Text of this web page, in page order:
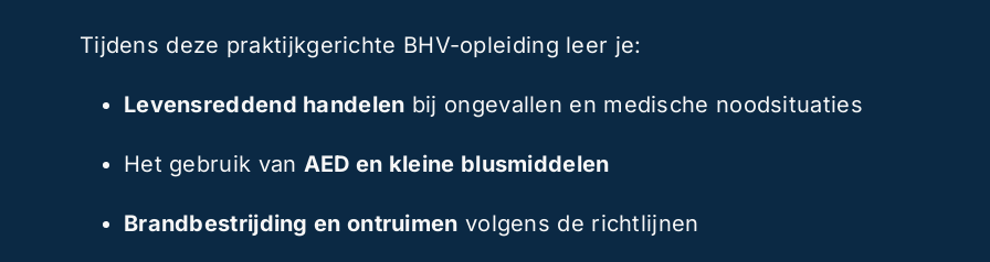
Tijdens deze praktijkgerichte BHV-opleiding leer je:
Levensreddend handelen bij ongevallen en medische noodsituaties
Het gebruik van AED en kleine blusmiddelen
Brandbestrijding en ontruimen volgens de richtlijnen